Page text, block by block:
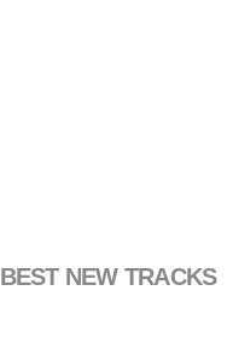
BEST NEW TRACKS